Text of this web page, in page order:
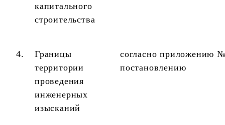
капитального
строительства
4.
Границы
территории
проведения
инженерных
изысканий
согласно приложению
постановлению